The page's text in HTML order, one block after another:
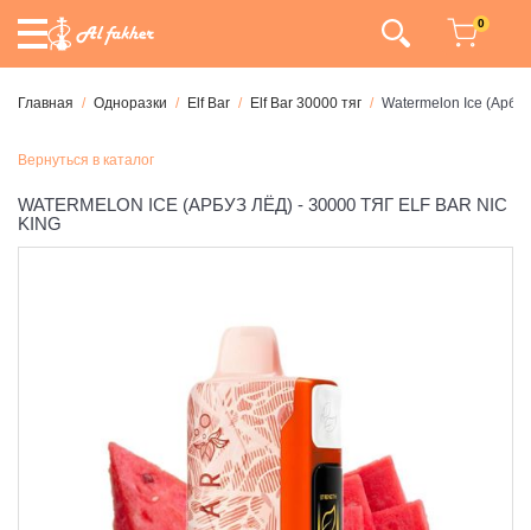
0
Главная Одноразки Elf Bar Elf Bar 30000 тяг Watermelon Ice
Вернуться в каталог
WATERMELON ICE (АРБУЗ ЛЁД) - 30000 ТЯГ ELF BAR NIC
KING